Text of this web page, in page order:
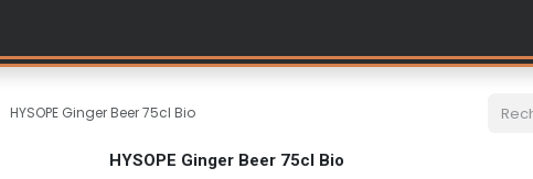
HYSOPE Ginger Beer 75cl Bio
HYSOPE Ginger Beer 75cl Bio